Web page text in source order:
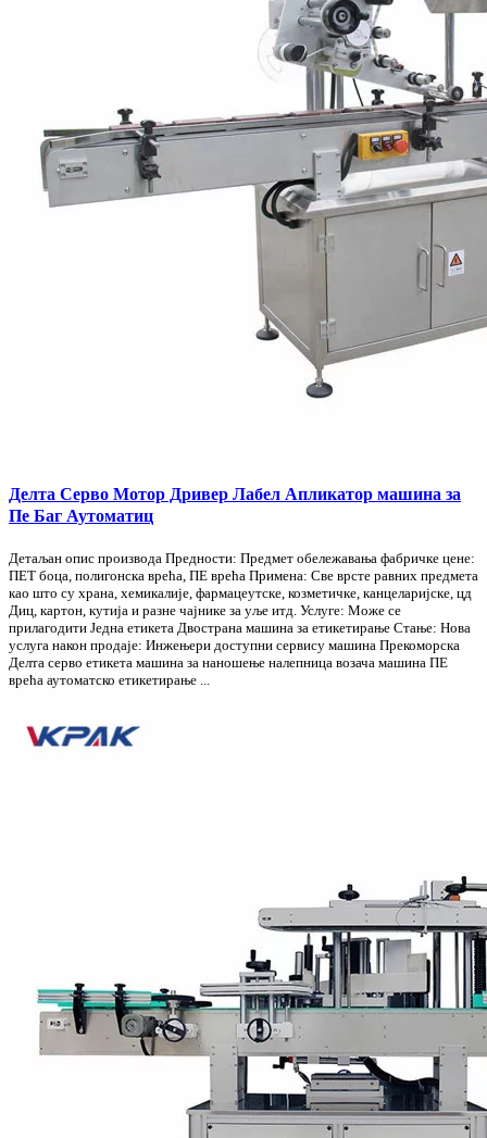
Делта Серво Мотор Дривер Лабел Апликатор машина за
Пе Баг Аутоматиц
Детаљан опис производа Предности: Предмет обележавања фабричке цене:
ПЕТ боца, полигонска врећа, ПЕ врећа Примена: Све врсте равних предмета
као што су храна, хемикалије, фармацеутске, козметичке, канцеларијске, цд
Диц, картон, кутија и разне чајнике за уље итд. Услуге: Може се
прилагодити Једна етикета Двострана машина за етикетирање Стање: Нова
услуга након продаје: Инжењери доступни сервису машина Прекоморска
Делта серво етикета машина за наношење налепница возача машина ПЕ
врећа аутоматско етикетирање ...